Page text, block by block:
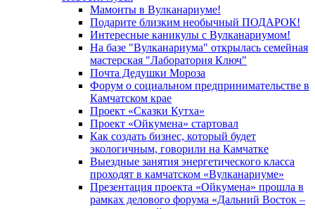
Мамонты в Вулканариуме!
Подарите близким необычный ПОДАРОК!
Интересные каникулы с Вулканариумом!
На базе "Вулканариума" открылась семейная
мастерская "Лаборатория Ключ"
Почта Дедушки Мороза
Форум о социальном предпринимательстве в
Камчатском крае
Проект «Сказки Кутха»
Проект «Ойкумена» стартовал
Как создать бизнес, который будет
экологичным, говорили на Камчатке
Выездные занятия энергетического класса
проходят в камчатском «Вулканариуме»
Презентация проекта «Ойкумена» прошла в
рамках делового форума «Дальний Восток –